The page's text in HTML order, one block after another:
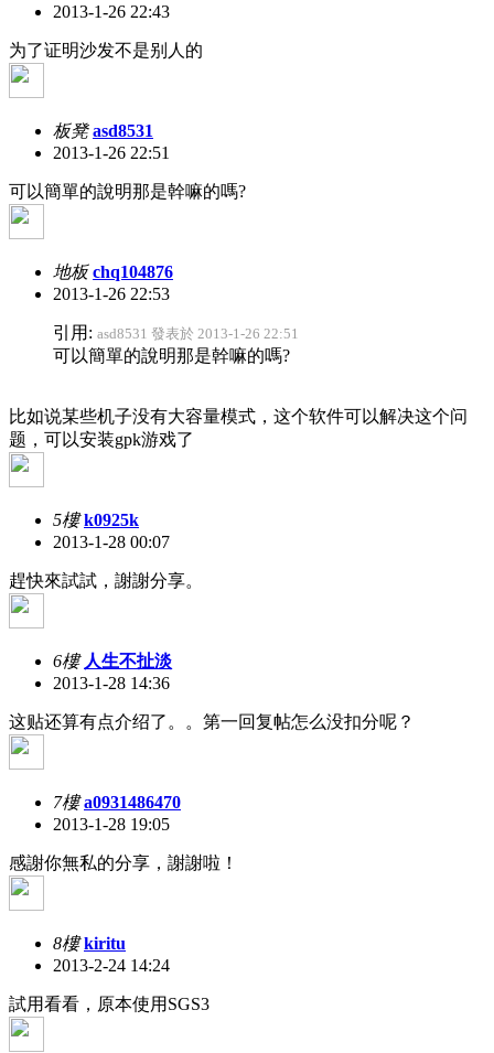
2013-1-26 22:43
为了证明沙发不是别人的
板凳 asd8531
2013-1-26 22:51
可以簡單的說明那是幹嘛的嗎?
地板 chq104876
2013-1-26 22:53
引用: asd8531 發表於 2013-1-26 22:51
可以簡單的說明那是幹嘛的嗎?
比如说某些机子没有大容量模式，这个软件可以解决这个问
题，可以安装gpk游戏了
5樓 k0925k
2013-1-28 00:07
趕快來試試，謝謝分享。
6樓 人生不扯淡
2013-1-28 14:36
这贴还算有点介绍了。。第一回复帖怎么没扣分呢？
7樓 a0931486470
2013-1-28 19:05
感謝你無私的分享，謝謝啦！
8樓 kiritu
2013-2-24 14:24
試用看看，原本使用SGS3